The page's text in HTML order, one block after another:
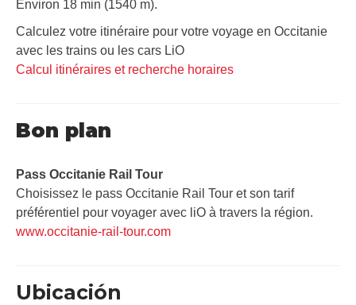
Environ 18 min (1540 m).
Calculez votre itinéraire pour votre voyage en Occitanie
avec les trains ou les cars LiO
Calcul itinéraires et recherche horaires
Bon plan
Pass Occitanie Rail Tour​
Choisissez le pass Occitanie Rail Tour et son tarif
préférentiel pour voyager avec liO à travers la région.
www.occitanie-rail-tour.com
Ubicación